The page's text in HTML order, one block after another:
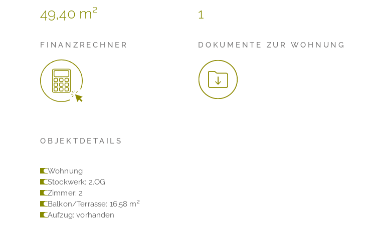
49,40 m²
FINANZRECHNER
1
DOKUMENTE ZUR WOHNUNG
OBJEKTDETAILS
Wohnung
Stockwerk: 2.OG
Zimmer: 2
Balkon/Terrasse: 16,58 m²
Aufzug: vorhanden